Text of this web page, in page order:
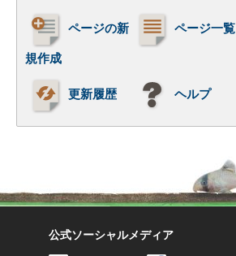
ページの新
規作成
ページ一覧
更新履歴 ヘルプ
公式ソーシャルメディア